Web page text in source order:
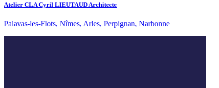
Atelier CLA Cyril LIEUTAUD Architecte
Palavas-les-Flots, Nîmes, Arles, Perpignan, Narbonne